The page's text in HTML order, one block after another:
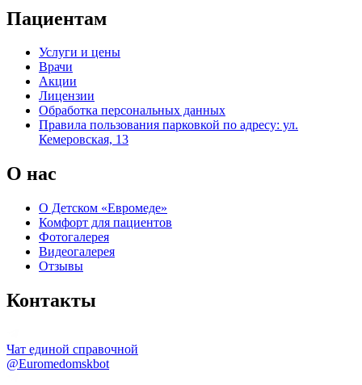
Пациентам
Услуги и цены
Врачи
Акции
Лицензии
Обработка персональных данных
Правила пользования парковкой по адресу: ул.
Кемеровская, 13
О нас
О Детском «Евромеде»
Комфорт для пациентов
Фотогалерея
Видеогалерея
Отзывы
Контакты
Чат единой справочной
@Euromedomskbot